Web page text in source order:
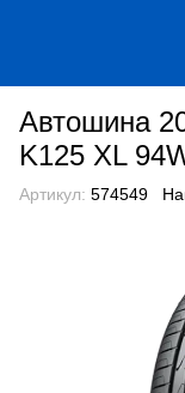
Автошина
K125 XL
Артикул: 574549